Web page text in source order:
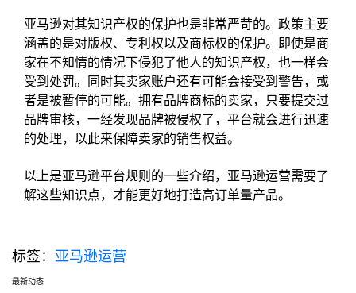
亚马逊对其知识产权的保护也是非常严苛的。政策主要
涵盖的是对版权、专利权以及商标权的保护。即使是商
家在不知情的情况下侵犯了他人的知识产权，也一样会
受到处罚。同时其卖家账户还有可能会接受到警告，或
者是被暂停的可能。拥有品牌商标的卖家，只要提交过
品牌审核，一经发现品牌被侵权了，平台就会进行迅速
的处理，以此来保障卖家的销售权益。
以上是亚马逊平台规则的一些介绍，亚马逊运营需要了
解这些知识点，才能更好地打造高订单量产品。
标签： 亚马逊运营
最新动态